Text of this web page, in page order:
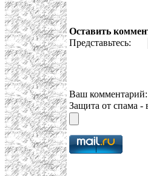
Оставить
Представьтесь:
Ваш комментарий:
Защита от спама -